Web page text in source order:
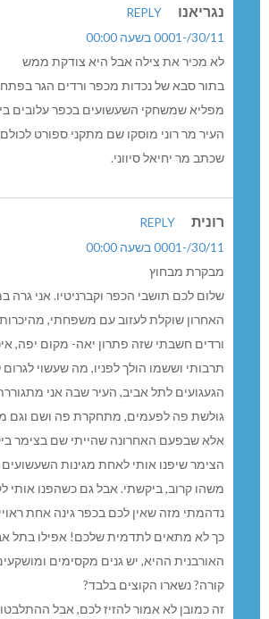
נגריאנו
REPLY
30/11/-0001 בשעה 00:00
לא מכיר את צילה אבל היא צודקת ממש
בתור סבא של נכדות מכפר ורדים הגר בפתח
מפליא שמשחקי השעשועים בכפר עלובים
העיר מר רוני מוסקו שם מתקני ספורט
שכתב מר יחיאל סיווני.
רונית
REPLY
30/11/-0001 בשעה 00:00
מבקרת מבחוץ
שלום לכם תושבי הכפר וקברניטיו. אני גרה
האחרון שוקלת לעזוב עם משפחתי,
ורדים חשבתי שזה פתרון יאה- מקום יפה,
תרבותי וששמו הולך לפניו, מה שעשוי
הגעגועים לתל אביב, העיר שבה אני
גולשת פה לפעמים, מתחקרת פה ושם וגם
אלא שבפעם האחרונה שהייתי שם בצימר
הצימר שיפנו אותי לאחת מגינות
משהו קרוב, ביקשתי. אבל גם כשהפנו אותי
נדהמתי מזה שאין לכם בכפר גינה אחת
כך לא מתאים לתדמית שלכם! אפילו בתל
האורבנית ההיא, יש גנים מקסימים
קורה? נשארו הקוצים בלבד?
זה כמובן לא אמור להזיז לכם, אבל